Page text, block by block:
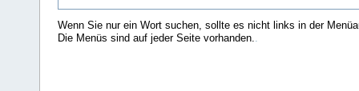
Wenn Sie nur ein Wort suchen, sollte es nicht links in der
Die Menüs sind auf jeder Seite vorhanden..